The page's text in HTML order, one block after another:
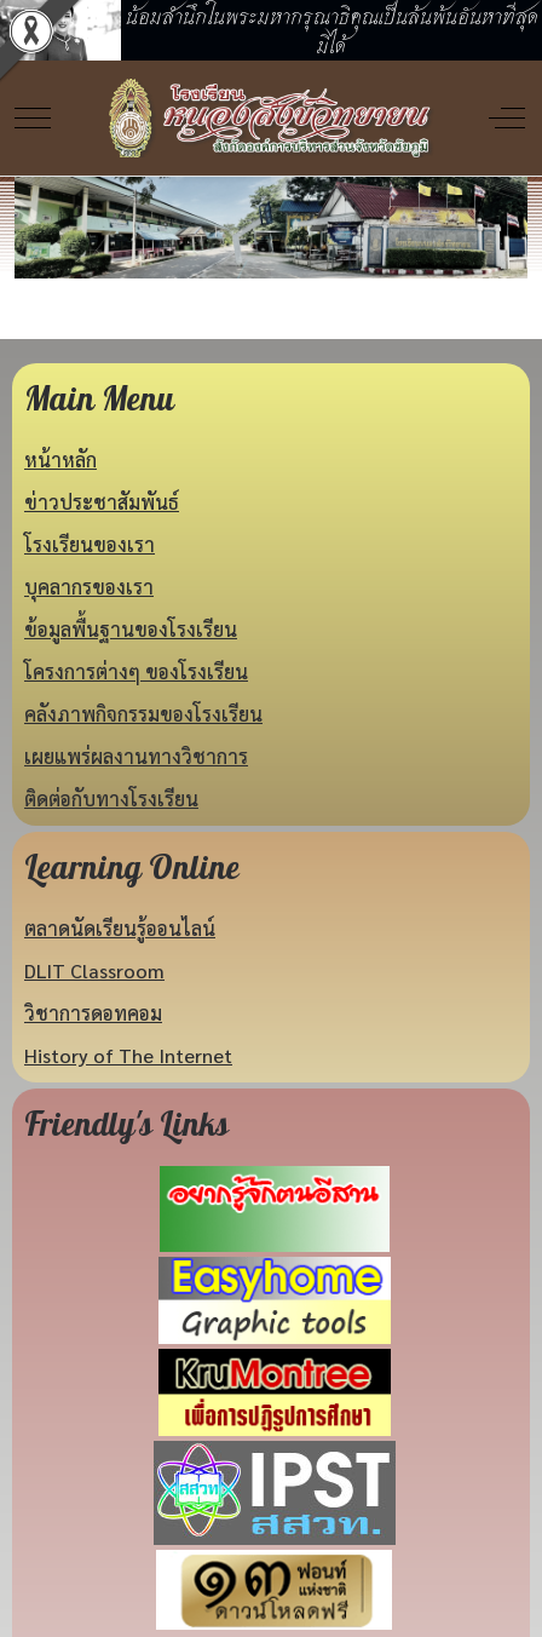
น้อมสำนึกในพระมหากรุณาธิคุณเป็นล้นพ้นอันหาที่สุด
มิได้
Mobile Menu Toggle
ยินดีต้อนรับทุกท่านสู่โรงเรียนหนองสังข์วิทยายน
Main Menu
หน้าหลัก
ข่าวประชาสัมพันธ์
โรงเรียนของเรา
บุคลากรของเรา
ข้อมูลพื้นฐานของโรงเรียน
โครงการต่างๆ ของโรงเรียน
คลังภาพกิจกรรมของโรงเรียน
เผยแพร่ผลงานทางวิชาการ
ติดต่อกับทางโรงเรียน
Learning Online
ตลาดนัดเรียนรู้ออนไลน์
DLIT Classroom
วิชาการดอทคอม
History of The Internet
Friendly's Links